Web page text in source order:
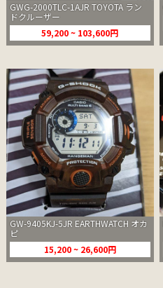
GWG-2000TLC-1AJR TOYOTA ラン
ドクルーザー
59,200 ~ 103,600円
GW-9405KJ-5JR EARTHWATCH オカ
ピ
15,200 ~ 26,600円